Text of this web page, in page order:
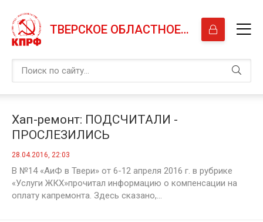
ТВЕРСКОЕ ОБЛАСТНОЕ ОТДЕЛЕНИЕ КПРФ
Хап-ремонт: ПОДСЧИТАЛИ -
ПРОСЛЕЗИЛИСЬ
28.04.2016, 22:03
В №14 «АиФ в Твери» от 6-12 апреля 2016 г. в рубрике
«Услуги ЖКХ»прочитал информацию о компенсации на
оплату капремонта. Здесь сказано,...